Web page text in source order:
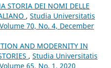
STORIA DEI NOMI DELLE
, Studia Universitatis
70, No. 4, December
AND MODERNITY IN
, Studia Universitatis
65, No. 1, 2020